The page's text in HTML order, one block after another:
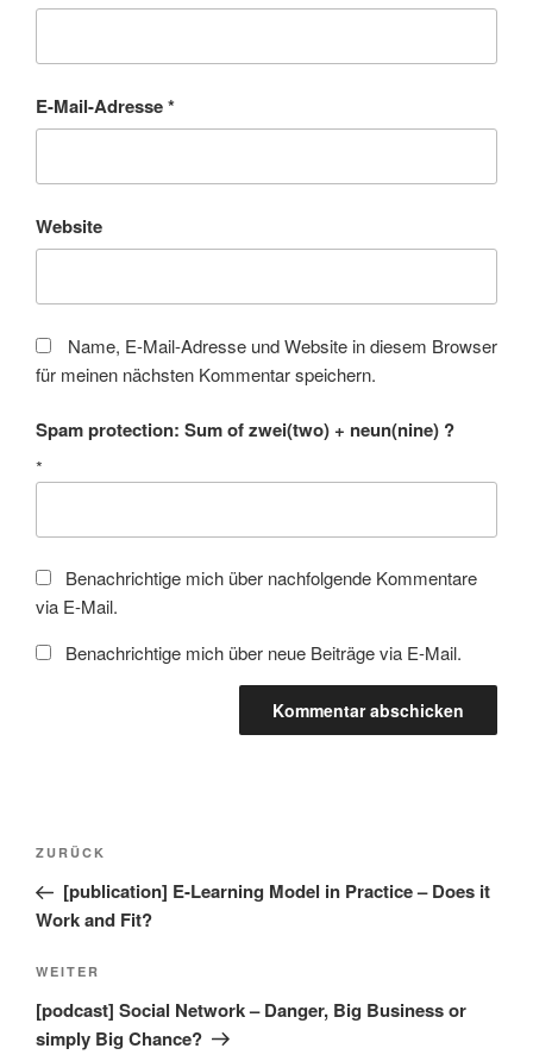
E-Mail-Adresse*
Website
Name, E-Mail-Adresse und Website in diesem Browser
für meinen nächsten Kommentar speichern.
Spam protection: Sum of zwei(two) + neun(nine) ?
*
Benachrichtige mich über nachfolgende Kommentare
via E-Mail.
Benachrichtige mich über neue Beiträge via E-Mail.
Beitragsnavigation
Vorheriger
Beitrag
ZURÜCK
[publication] E-Learning Model in Practice – Does it
Work and Fit?
Nächster
Beitrag
WEITER
[podcast] Social Network – Danger, Big Business or
simply Big Chance?